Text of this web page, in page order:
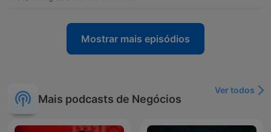
Mostrar mais episódios
Mais podcasts de Negócios
Ver todos